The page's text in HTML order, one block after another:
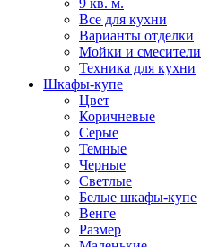
9 кв. м.
Все для кухни
Варианты отделки
Мойки и смесители
Техника для кухни
Шкафы-купе
Цвет
Коричневые
Серые
Темные
Черные
Светлые
Белые шкафы-купе
Венге
Размер